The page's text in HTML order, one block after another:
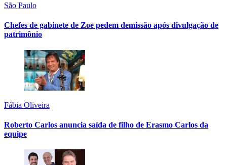
São Paulo
Chefes de gabinete de Zoe pedem demissão após divulgação de
patrimônio
Fábia Oliveira
Roberto Carlos anuncia saída de filho de Erasmo Carlos da
equipe